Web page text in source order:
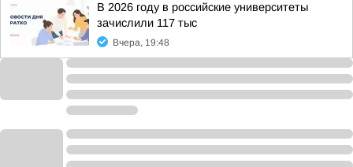
В 2026 году в российские университеты
зачислили 117 тыс
Вчера, 19:48